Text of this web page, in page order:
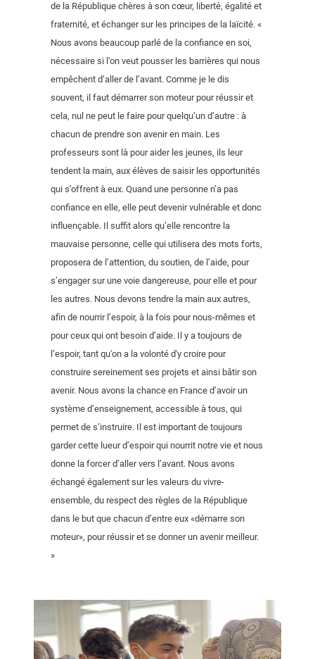
de la République chères à son cœur, liberté, égalité et
fraternité, et échanger sur les principes de la laïcité. «
Nous avons beaucoup parlé de la confiance en soi,
nécessaire si l’on veut pousser les barrières qui nous
empêchent d’aller de l’avant. Comme je le dis
souvent, il faut démarrer son moteur pour réussir et
cela, nul ne peut le faire pour quelqu’un d’autre : à
chacun de prendre son avenir en main. Les
professeurs sont là pour aider les jeunes, ils leur
tendent la main, aux élèves de saisir les opportunités
qui s’offrent à eux. Quand une personne n’a pas
confiance en elle, elle peut devenir vulnérable et donc
influençable. Il suffit alors qu’elle rencontre la
mauvaise personne, celle qui utilisera des mots forts,
proposera de l’attention, du soutien, de l’aide, pour
s’engager sur une voie dangereuse, pour elle et pour
les autres. Nous devons tendre la main aux autres,
afin de nourrir l’espoir, à la fois pour nous-mêmes et
pour ceux qui ont besoin d’aide. Il y a toujours de
l’espoir, tant qu'on a la volonté d'y croire pour
construire sereinement ses projets et ainsi bâtir son
avenir. Nous avons la chance en France d’avoir un
système d’enseignement, accessible à tous, qui
permet de s’instruire. Il est important de toujours
garder cette lueur d’espoir qui nourrit notre vie et nous
donne la forcer d’aller vers l’avant. Nous avons
échangé également sur les valeurs du vivre-
ensemble, du respect des règles de la République
dans le but que chacun d’entre eux «démarre son
moteur», pour réussir et se donner un avenir meilleur.
»